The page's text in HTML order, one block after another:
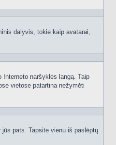
dalyvis, tokie kaip avatarai,
naršyklės langą. Taip
vietose patartina nežymėti
pats. Tapsite vienu iš paslėptų